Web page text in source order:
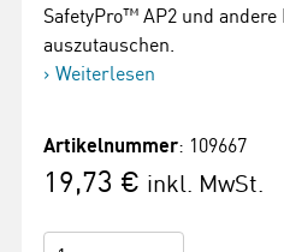
SafetyPro™ AP2 und
auszutauschen.
Weiterlesen
Artikelnummer: 109667
19,73 € inkl. MwSt.